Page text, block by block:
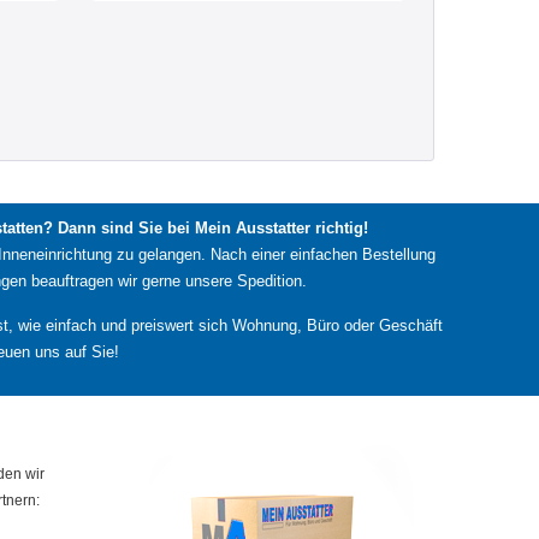
Dann sind Sie bei Mein Ausstatter richtig!
zu gelangen. Nach einer einfachen Bestellung
beauftragen wir gerne unsere Spedition.
wie einfach und preiswert sich Wohnung, Büro oder Geschäft
uns auf Sie!
wir